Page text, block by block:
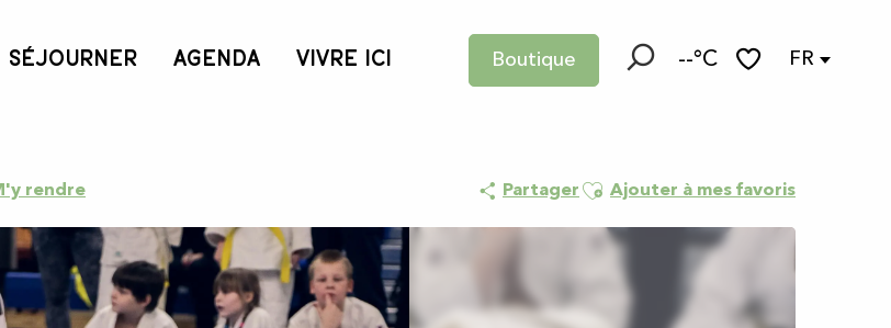
Boutique --°C FR
SÉJOURNER AGENDA VIVRE ICI
rendre Partager Ajouter aux favoris
Ajouter à mes favoris